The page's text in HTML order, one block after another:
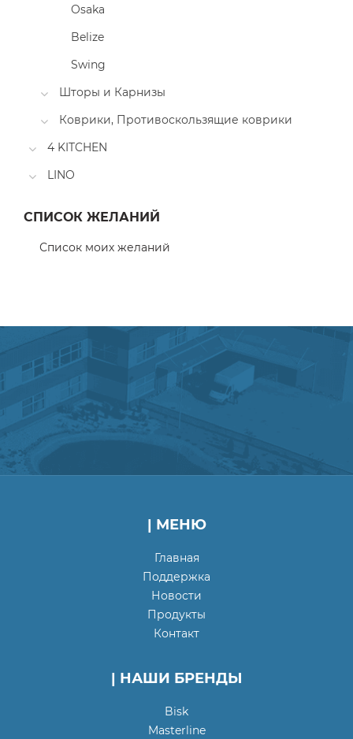
Osaka
Belize
Swing
Шторы и Карнизы
Коврики, Противоскользящие коврики
4 KITCHEN
LINO
СПИСОК ЖЕЛАНИЙ
Список моих желаний
| МЕНЮ
Главная
Поддержка
Новости
Продукты
Контакт
| НАШИ БРЕНДЫ
Bisk
Masterline